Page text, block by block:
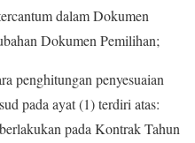
dalam Dokumen
Dokumen Pemilihan;
penghitungan penyesuaian
pada ayat (1) terdiri atas:
pada Kontrak Tahun